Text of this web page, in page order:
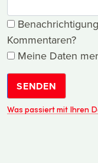
Kommentaren?
Meine Daten
SENDEN
Was passiert mit Ihren